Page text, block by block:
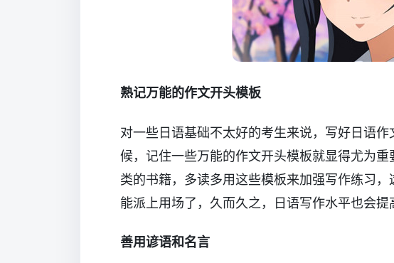
熟记万能的作文开头模板
对一些日语基础不太好的考生来说，写好日语
候，记住一些万能的作文开头模板就显得尤为
类的书籍，多读多用这些模板来加强写作练习
能派上用场了，久而久之，日语写作水平也会提
善用谚语和名言